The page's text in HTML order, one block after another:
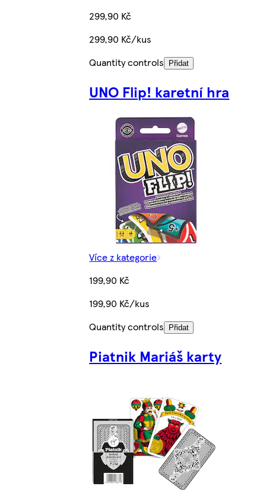
299,90 Kč
299,90 Kč/kus
Quantity controls
Přidat
UNO Flip! karetní hra
Více z kategorie
199,90 Kč
199,90 Kč/kus
Quantity controls
Přidat
Piatnik Mariáš karty